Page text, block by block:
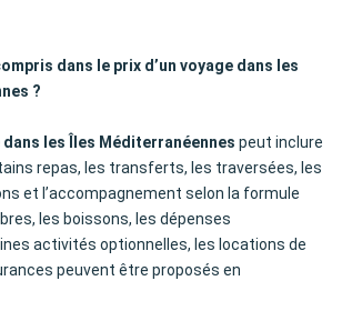
dans le prix d’un voyage dans les
?
dans les Îles Méditerranéennes peut inclure
repas, les transferts, les traversées, les
et l’accompagnement selon la formule
les boissons, les dépenses
activités optionnelles, les locations de
peuvent être proposés en